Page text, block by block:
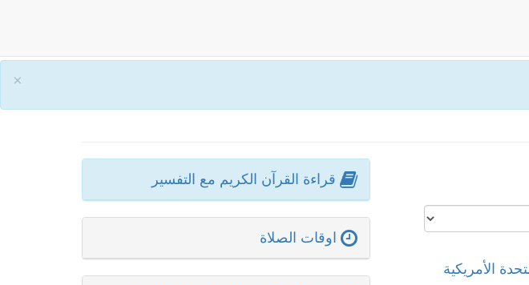
×
قراءة القرآن الكريم مع التفسير
اوقات الصلاة